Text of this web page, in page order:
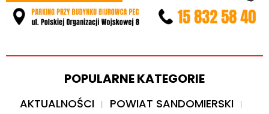
POPULARNE KATEGORIE
AKTUALNOŚCI
POWIAT SANDOMIERSKI